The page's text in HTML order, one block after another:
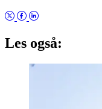
Les også: